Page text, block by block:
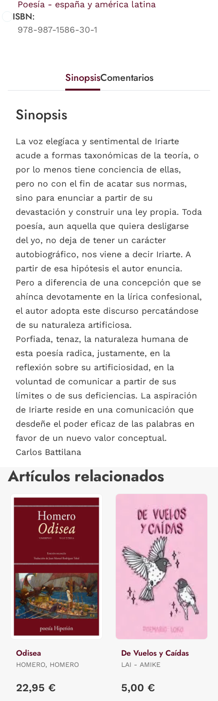
Poesía - españa y américa latina
ISBN:
978-987-1586-30-1
SinopsisComentarios
Sinopsis
La voz elegíaca y sentimental de Iriarte
acude a formas taxonómicas de la teoría, o
por lo menos tiene conciencia de ellas,
pero no con el fin de acatar sus normas,
sino para enunciar a partir de su
devastación y construir una ley propia. Toda
poesía, aun aquella que quiera desligarse
del yo, no deja de tener un carácter
autobiográfico, nos viene a decir Iriarte. A
partir de esa hipótesis el autor enuncia.
Pero a diferencia de una concepción que se
ahínca devotamente en la lírica confesional,
el autor adopta este discurso percatándose
de su naturaleza artificiosa.
Porfiada, tenaz, la naturaleza humana de
esta poesía radica, justamente, en la
reflexión sobre su artificiosidad, en la
voluntad de comunicar a partir de sus
límites o de sus deficiencias. La aspiración
de Iriarte reside en una comunicación que
desdeñe el poder eficaz de las palabras en
favor de un nuevo valor conceptual.
Carlos Battilana
Artículos relacionados
Odisea
HOMERO, HOMERO
22,95 €
De Vuelos y Caídas
LAI - AMIKE
5,00 €